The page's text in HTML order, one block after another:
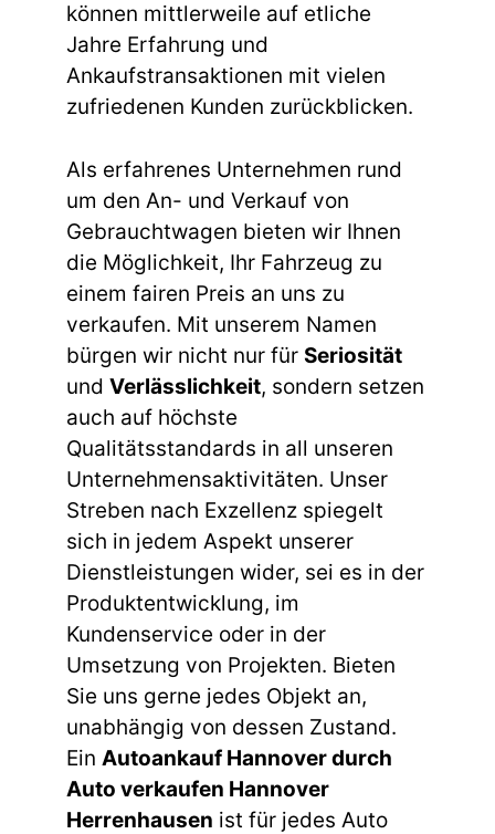
können mittlerweile auf etliche
Jahre Erfahrung und
Ankaufstransaktionen mit vielen
zufriedenen Kunden zurückblicken.
Als erfahrenes Unternehmen rund
um den An- und Verkauf von
Gebrauchtwagen bieten wir Ihnen
die Möglichkeit, Ihr Fahrzeug zu
einem fairen Preis an uns zu
verkaufen. Mit unserem Namen
bürgen wir nicht nur für Seriosität
und Verlässlichkeit, sondern setzen
auch auf höchste
Qualitätsstandards in all unseren
Unternehmensaktivitäten. Unser
Streben nach Exzellenz spiegelt
sich in jedem Aspekt unserer
Dienstleistungen wider, sei es in der
Produktentwicklung, im
Kundenservice oder in der
Umsetzung von Projekten. Bieten
Sie uns gerne jedes Objekt an,
unabhängig von dessen Zustand.
Ein Autoankauf Hannover durch
Auto verkaufen Hannover
Herrenhausen ist für jedes Auto